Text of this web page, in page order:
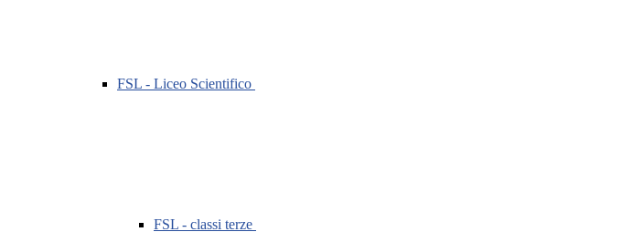
FSL - Liceo Scientifico
FSL - classi terze